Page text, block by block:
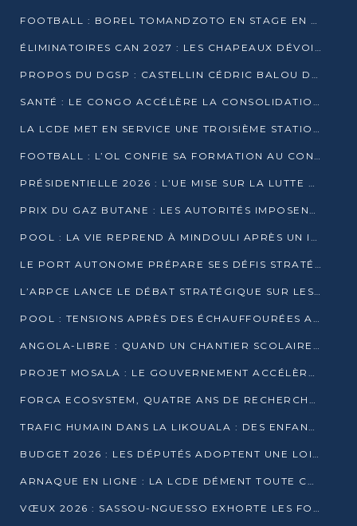
FOOTBALL : BOREL TOMANDZOTO EN STAGE EN ESPAGNE AVEC POLISSYA FC
ÉLIMINATOIRES CAN 2027 : LES CHAPEAUX DÉVOILÉS, LE CONGO FIXÉ SUR SON SORT
PROPOS DU DGSP : CASTELLIN CÉDRIC BALOU DÉNONCE DES PROPOS INTIMIDANTS
SANTÉ : LE CONGO ACCÉLÈRE LA CONSOLIDATION DE L’OFFRE DE SOINS
LA LCDE MET EN SERVICE UNE TROISIÈME STATION D’EAU POTABLE À MFILOU
FOOTBALL : L’OL CONFIE SA FORMATION AU CONGOLAIS CHRISTIAN BASSILA
PRÉSIDENTIELLE 2026 : L’UE MISE SUR LA LUTTE CONTRE LA DÉSINFORMATION
PRIX DU GAZ BUTANE : LES AUTORITÉS IMPOSENT LE RESPECT DES PRIX RÉGLEMENTÉS
POOL : LA VIE REPREND À MINDOULI APRÈS UN INCIDENT ARMÉ SUR LA RN1
LE PORT AUTONOME PRÉPARE SES DÉFIS STRATÉGIQUES DE 2026
L’ARPCE LANCE LE DÉBAT STRATÉGIQUE SUR LES DONNÉES, L’IA ET LA FINANCE NUMÉRIQUE AU CONGO
POOL : TENSIONS APRÈS DES ÉCHAUFFOURÉES ARMÉES ENTRE DGSP ET EX-MILICIENS NINJA
ANGOLA-LIBRE : QUAND UN CHANTIER SCOLAIRE DEVIENT LE MIROIR D’UN CONGO EN MOUVEMENT
PROJET MOSALA : LE GOUVERNEMENT ACCÉLÈRE L’INSERTION DES JEUNES EN 2026
FORCA ECOSYSTEM, QUATRE ANS DE RECHERCHE DE TERRAIN AVANT UN LANCEMENT OFFICIEL EN 2026
TRAFIC HUMAIN DANS LA LIKOUALA : DES ENFANTS AUTOCHTONES RÉDUITS AU TRAVAIL FORCÉ
BUDGET 2026 : LES DÉPUTÉS ADOPTENT UNE LOI DES FINANCES DE PLUS DE 2500 MILLIARDS FCFA
ARNAQUE EN LIGNE : LA LCDE DÉMENT TOUTE CAMPAGNE DE RECRUTEMENT
VŒUX 2026 : SASSOU-NGUESSO EXHORTE LES FORCES VIVES À RENFORCER L’UNITÉ